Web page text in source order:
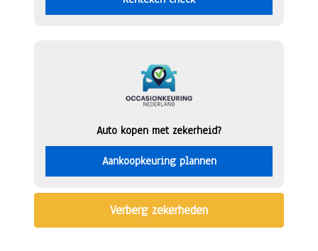
Auto kopen met zekerheid?
Aankoopkeuring plannen
Verberg zekerheden